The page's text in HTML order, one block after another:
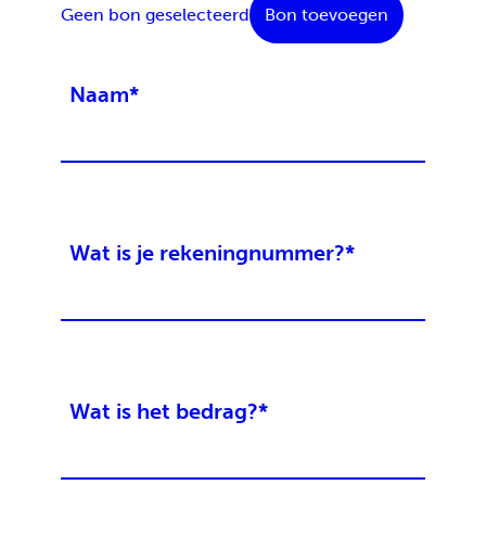
Geen bon geselecteerd Bon toevoegen
Naam*
Wat is je rekeningnummer?*
Wat is het bedrag?*